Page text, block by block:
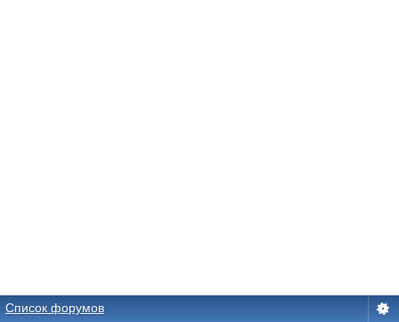
Список форумов